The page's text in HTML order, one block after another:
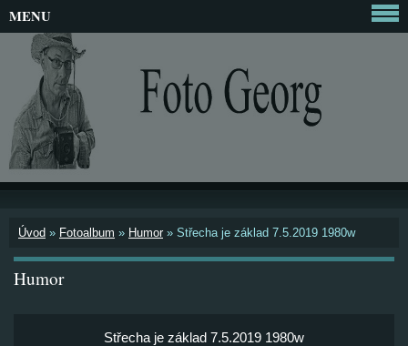
Úvod » Fotoalbum » Humor » Střecha je základ 7.5.2019 1980w
Humor
Střecha je základ 7.5.2019 1980w
MENU